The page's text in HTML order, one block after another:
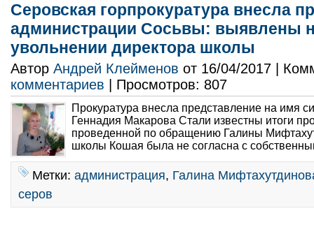
Серовская горпрокуратура внесла
администрации Сосьвы: выявлены
увольнении директора школы
Автор Андрей Клейменов от 16/04/2017 |
комментариев | Просмотров: 807
Прокуратура внесла представление на имя
Геннадия Макарова Стали известны итоги
проведенной по обращению Галины
школы Кошая была не согласна с
Метки: администрация, Галина
серов